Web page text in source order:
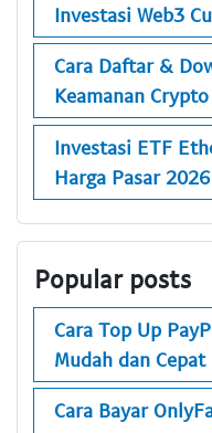
Investasi Web3
Cara Daftar &
Keamanan
Investasi ETF
Harga Pasar 2026
Popular posts
Cara Top Up
Mudah dan Cepat
Cara Bayar